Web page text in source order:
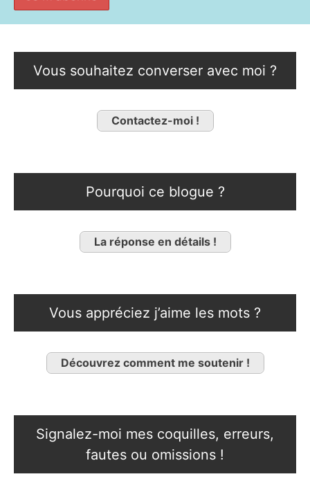
Vous souhaitez converser avec moi ?
Contactez-moi !
Pourquoi ce blogue ?
La réponse en détails !
Vous appréciez j’aime les mots ?
Découvrez comment me soutenir !
Signalez-moi mes coquilles, erreurs,
fautes ou omissions !